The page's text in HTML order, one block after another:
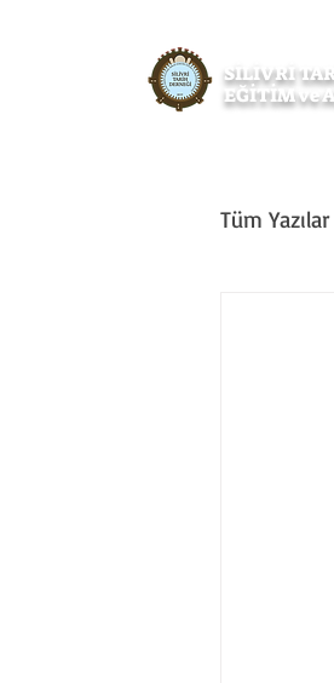
SİLİVRİ
EĞİTİM ve
Tüm Yazılar